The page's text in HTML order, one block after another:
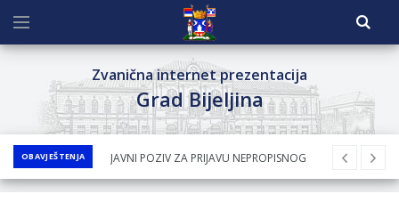
Zvanična internet prezentacija
Grad Bijeljina
OBAVJEŠTENJA
JAVNI POZIV ZA PRIJAVU NEPROPISNOG
ODLAGANjA OTPADA UZ DODJELU